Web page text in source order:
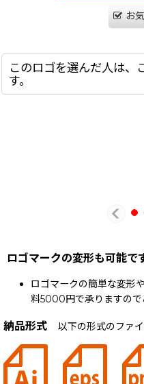
お
このロゴを選んだ人は、
す。
ロゴマークの変形も可能です
ロゴマークの簡単な変形
料5000円で承りますので
納品形式 以下の形式のファイ